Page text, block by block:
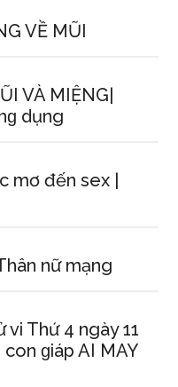
VỀ MŨI
VÀ MIỆNG|
dụng
mơ đến ѕex |
nữ mạng
vi Thứ 4 ngày 11
ɡiáp AI MAY